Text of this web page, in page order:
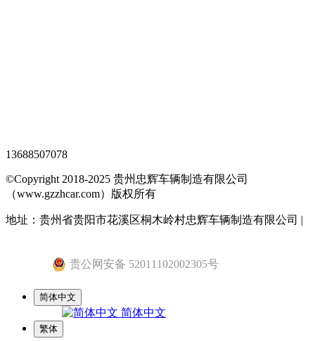
13688507078
©Copyright 2018-2025 贵州忠辉车辆制造有限公司
（www.gzzhcar.com）版权所有
地址：贵州省贵阳市花溪区桐木岭村忠辉车辆制造有限公司 |
贵公网安备 52011102002305号
简体中文
简体中文
繁体